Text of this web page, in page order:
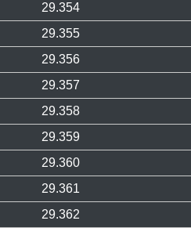
29.354
29.355
29.356
29.357
29.358
29.359
29.360
29.361
29.362